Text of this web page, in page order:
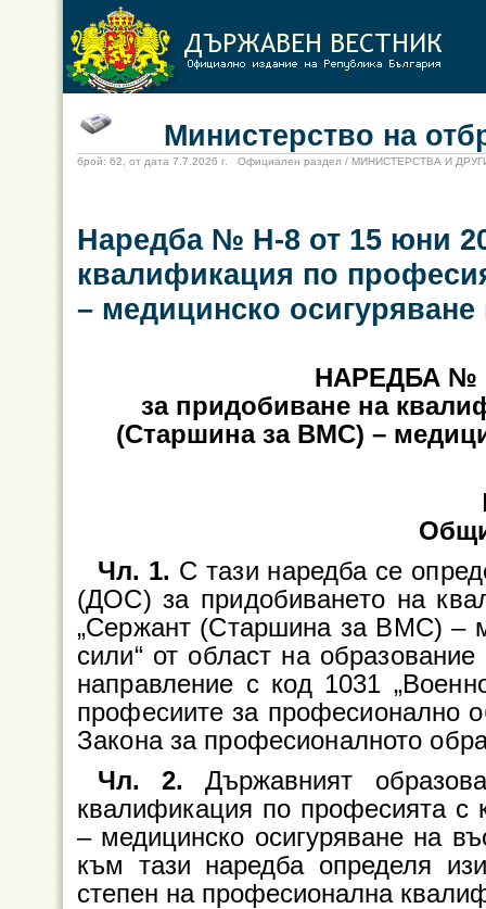
Министерство на
брой: 62, от дата 7.7.2026 г. Официален раздел / МИНИСТЕРСТВА И
Наредба № Н-8 от 15 юни
квалификация по
– медицинско
НАРЕДБА №
за придобиване на
(Старшина за ВМС) –
Чл. 1. С тази наредба се
(ДОС) за придобиването на
„Сержант (Старшина за ВМС) –
сили“ от област на
направление с код 1031
професиите за професионално
Закона за професионалното
Чл. 2.Държавният
квалификация по професията
– медицинско осигуряване на
към тази наредба определя
степен на професионална